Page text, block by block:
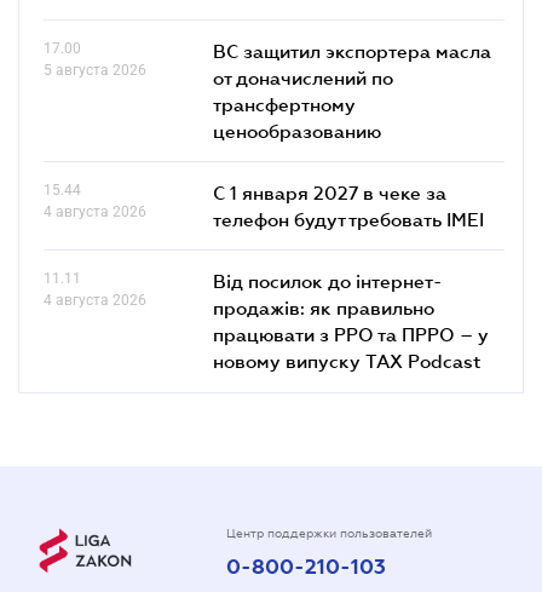
17.00
5 августа 2026
ВС защитил экспортера масла
от доначислений по
трансфертному
ценообразованию
15.44
4 августа 2026
С 1 января 2027 в чеке за
телефон будут требовать IMEI
11.11
4 августа 2026
Від посилок до інтернет-
продажів: як правильно
працювати з РРО та ПРРО – у
новому випуску TAX Podcast
Центр поддержки пользователей
0-800-210-103